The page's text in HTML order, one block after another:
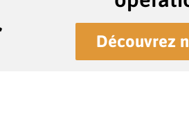
Découvrez